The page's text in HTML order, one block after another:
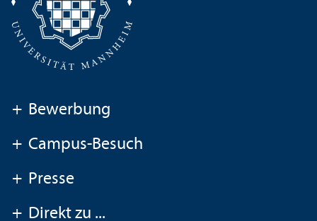
+ Bewerbung
+ Campus-Besuch
+ Presse
+ Direkt zu ...